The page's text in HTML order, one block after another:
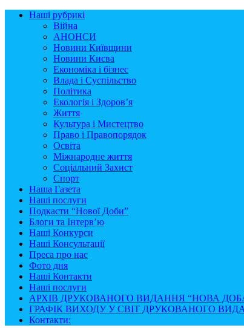
Наші рубрикі
Війна
АНОНСИ
Новини Київщини
Новини Києва
Економіка і бізнес
Влада і Суспільство
Політика
Екологія і Здоров’я
Життя
Культура і Мистецтво
Право і Правопорядок
Освіта
Міжнародне життя
Соціальний Захист
Спорт
Наша Газета
Наші послуги
Подкасти “Нової Доби”
Блоги та Інтерв’ю
Наші Конкурси
Наші Консультації
Преса про нас
Фото дня
Наші Контакти
Наші послуги
АРХІВ ДРУКОВАНОГО ВИДАННЯ “НОВА
ГРАФІК ВИХОДУ У СВІТ ДРУКОВАНОГО
Контакти: